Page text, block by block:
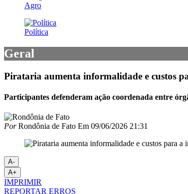
Agro
Política
Geral
Pirataria aumenta informalidade e custos
Participantes defenderam ação coordenada entre
PorRondônia de Fato Em 09/06/2026 21:31
A-
A+
IMPRIMIR
REPORTAR ERROS